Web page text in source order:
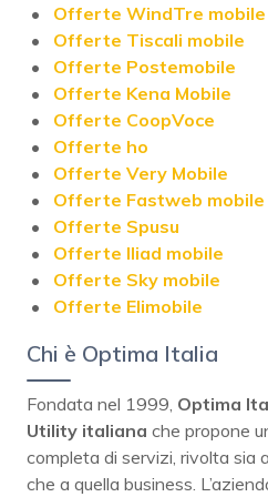
Offerte WindTre mobile
Offerte Tiscali mobile
Offerte Postemobile
Offerte Kena Mobile
Offerte CoopVoce
Offerte ho
Offerte Very Mobile
Offerte Fastweb mobile
Offerte Spusu
Offerte Iliad mobile
Offerte Sky mobile
Offerte Elimobile
Chi è Optima Italia
Fondata nel 1999, Optima
Utility italiana che propone
completa di servizi, rivolta sia
che a quella business.